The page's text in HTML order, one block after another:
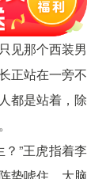
见那个西装男
正站在一旁不
都是站着，除
”王虎指着李
势唬住，大脑